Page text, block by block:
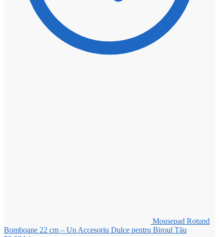
Mousepad Rotund
Bomboane 22 cm – Un Accesoriu Dulce pentru Biroul Tău